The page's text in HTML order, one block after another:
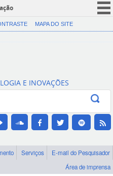
CORONAVÍRUS (COVID-19)
Canais
MAPA DO SITE
E INOVAÇÕES
Serviços
E-mail do Pesquisador
Área de imprensa